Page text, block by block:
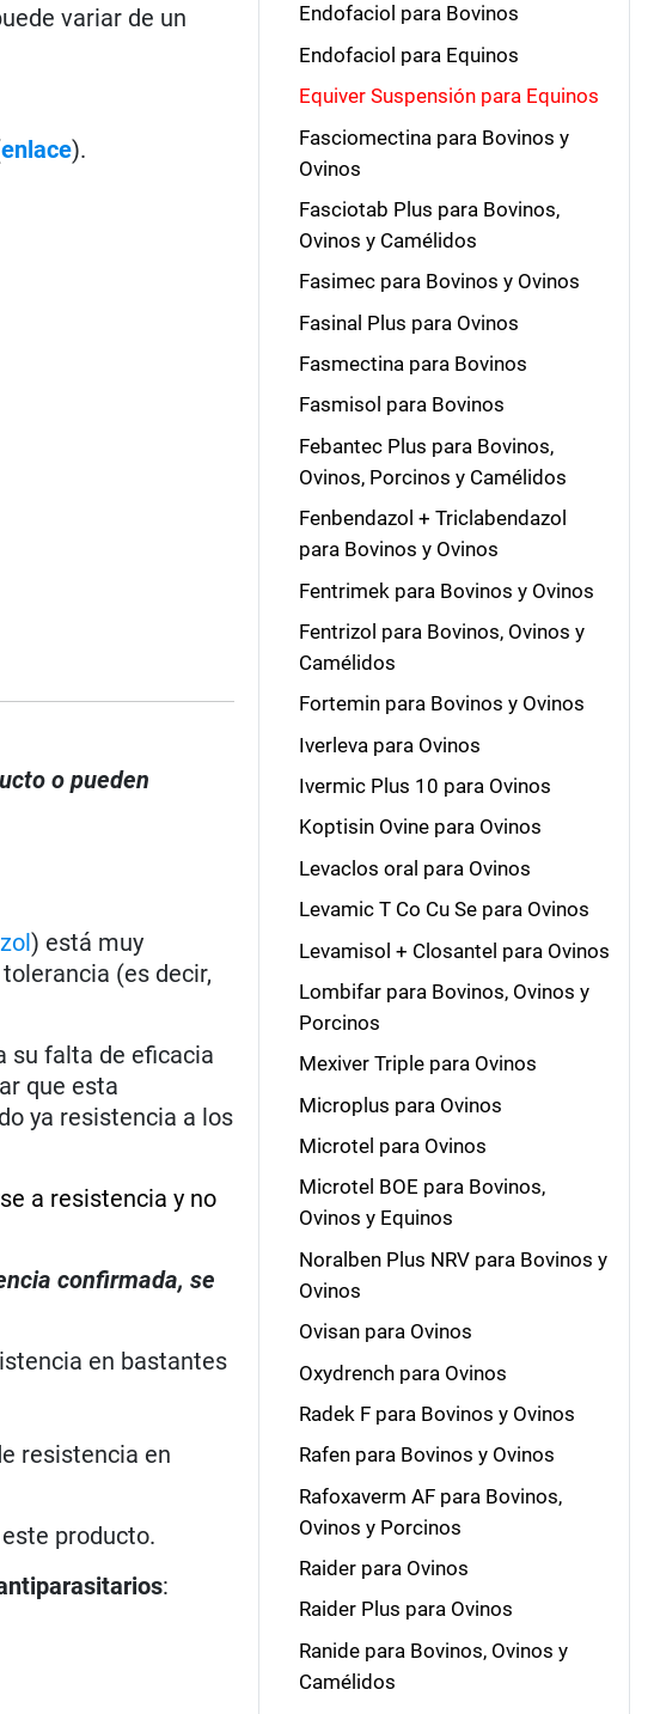
variar de un
enlace).
o pueden
) está muy
(es decir,
su falta de eficacia
que esta
ya resistencia a los
a resistencia y no
confirmada, se
en bastantes
resistencia en
producto.
:
Endofaciol para Bovinos
Endofaciol para Equinos
Equiver Suspensión para Equinos
Fasciomectina para Bovinos y
Ovinos
Fasciotab Plus para Bovinos,
Ovinos y Camélidos
Fasimec para Bovinos y Ovinos
Fasinal Plus para Ovinos
Fasmectina para Bovinos
Fasmisol para Bovinos
Febantec Plus para Bovinos,
Ovinos, Porcinos y Camélidos
Fenbendazol + Triclabendazol
para Bovinos y Ovinos
Fentrimek para Bovinos y Ovinos
Fentrizol para Bovinos, Ovinos y
Camélidos
Fortemin para Bovinos y Ovinos
Iverleva para Ovinos
Ivermic Plus 10 para Ovinos
Koptisin Ovine para Ovinos
Levaclos oral para Ovinos
Levamic T Co Cu Se para Ovinos
Levamisol + Closantel para Ovinos
Lombifar para Bovinos, Ovinos y
Porcinos
Mexiver Triple para Ovinos
Microplus para Ovinos
Microtel para Ovinos
Microtel BOE para Bovinos,
Ovinos y Equinos
Noralben Plus NRV para Bovinos y
Ovinos
Ovisan para Ovinos
Oxydrench para Ovinos
Radek F para Bovinos y Ovinos
Rafen para Bovinos y Ovinos
Rafoxaverm AF para Bovinos,
Ovinos y Porcinos
Raider para Ovinos
Raider Plus para Ovinos
Ranide para Bovinos, Ovinos y
Camélidos